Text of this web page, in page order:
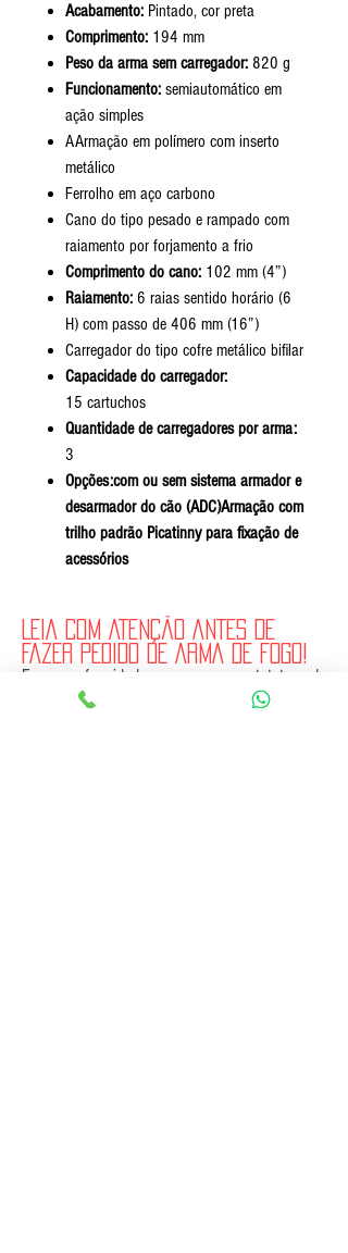
Acabamento: Pintado, cor preta
Comprimento: 194 mm
Peso da arma sem carregador: 820 g
Funcionamento: semiautomático em
ação simples
AArmação em polímero com inserto
metálico
Ferrolho em aço carbono
Cano do tipo pesado e rampado com
raiamento por forjamento a frio
Comprimento do cano: 102 mm (4”)
Raiamento: 6 raias sentido horário (6
H) com passo de 406 mm (16”)
Carregador do tipo cofre metálico bifilar
Capacidade do carregador:
15 cartuchos
Quantidade de carregadores por arma:
3
Opções:com ou sem sistema armador e
desarmador do cão (ADC)Armação com
trilho padrão Picatinny para fixação de
acessórios
LEIA COM ATENÇÃO ANTES DE
FAZER PEDIDO DE ARMA DE FOGO!
Em conformidade com o estatuto do
desarmamento (lei 10826/03). O interessado